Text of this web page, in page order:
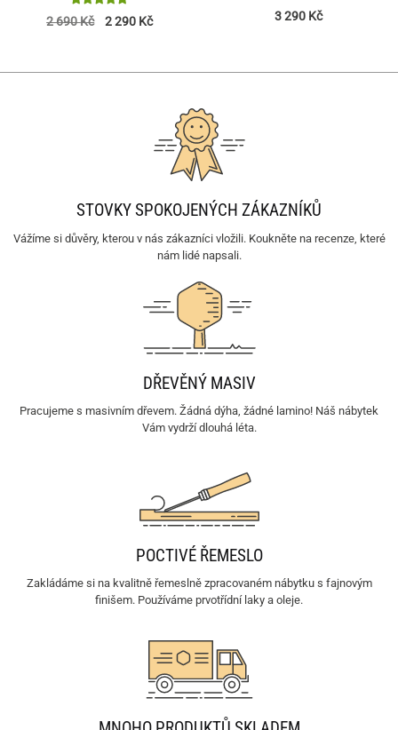
Hodnocení
2 690Kč 2 290 Kč 3 290 Kč
STOVKY SPOKOJENÝCH ZÁKAZNÍKŮ
Vážíme si důvěry, kterou v nás zákazníci vložili. Koukněte na recenze, které
nám lidé napsali.
DŘEVĚNÝ MASIV
Pracujeme s masivním dřevem. Žádná dýha, žádné lamino! Náš nábytek
Vám vydrží dlouhá léta.
POCTIVÉ ŘEMESLO
Zakládáme si na kvalitně řemeslně zpracovaném nábytku s fajnovým
finišem. Používáme prvotřídní laky a oleje.